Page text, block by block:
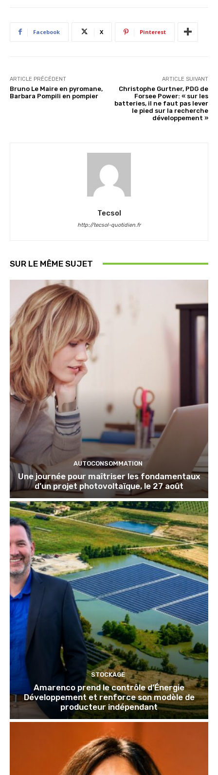
Facebook X Pinterest
ARTICLE PRÉCÉDENT
Bruno Le Maire en pyromane,
Barbara Pompili en pompier
ARTICLE SUIVANT
Christophe Gurtner, PDG de
Forsee Power: « sur les
batteries, il ne faut pas lever
le pied sur la recherche
développement »
Tecsol
http://tecsol-quotidien.fr
SUR LE MÊME SUJET
AUTOCONSOMMATION
Une journée pour maîtriser les fondamentaux
d’un projet photovoltaïque, le 27 août
STOCKAGE
Amarenco prend le contrôle d’Énergie
Développement et renforce son modèle de
producteur indépendant